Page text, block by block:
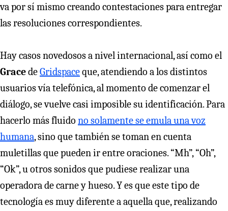
va por sí mismo creando contestaciones para entregar
las resoluciones correspondientes.
Hay casos novedosos a nivel internacional, así como el
GracedeGridspaceque, atendiendo a los distintos
usuarios vía telefónica, al momento de comenzar el
diálogo, se vuelve casi imposible su identificación. Para
hacerlo más fluido no solamente se emula una voz
humana, sino que también se toman en cuenta
muletillas que pueden ir entre oraciones. “Mh”, “Oh”,
“Ok”, u otros sonidos que pudiese realizar una
operadora de carne y hueso. Y es que este tipo de
tecnología es muy diferente a aquella que, realizando